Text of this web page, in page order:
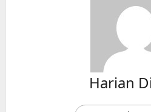
Harian